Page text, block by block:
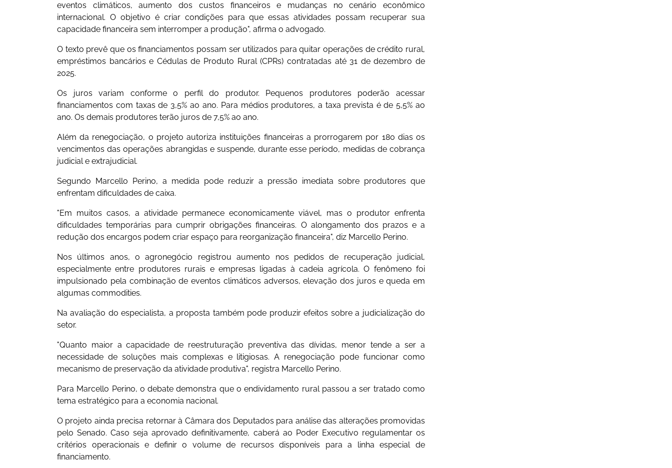
eventos climáticos, aumento dos custos financeiros e mudanças no cenário econômico
internacional. O objetivo é criar condições para que essas atividades possam recuperar sua
capacidade financeira sem interromper a produção", afirma o advogado.
O texto prevê que os financiamentos possam ser utilizados para quitar operações de crédito rural,
empréstimos bancários e Cédulas de Produto Rural (CPRs) contratadas até 31 de dezembro de
2025.
Os juros variam conforme o perfil do produtor. Pequenos produtores poderão acessar
financiamentos com taxas de 3,5% ao ano. Para médios produtores, a taxa prevista é de 5,5% ao
ano. Os demais produtores terão juros de 7,5% ao ano.
Além da renegociação, o projeto autoriza instituições financeiras a prorrogarem por 180 dias os
vencimentos das operações abrangidas e suspende, durante esse período, medidas de cobrança
judicial e extrajudicial.
Segundo Marcello Perino, a medida pode reduzir a pressão imediata sobre produtores que
enfrentam dificuldades de caixa.
"Em muitos casos, a atividade permanece economicamente viável, mas o produtor enfrenta
dificuldades temporárias para cumprir obrigações financeiras. O alongamento dos prazos e a
redução dos encargos podem criar espaço para reorganização financeira", diz Marcello Perino.
Nos últimos anos, o agronegócio registrou aumento nos pedidos de recuperação judicial,
especialmente entre produtores rurais e empresas ligadas à cadeia agrícola. O fenômeno foi
impulsionado pela combinação de eventos climáticos adversos, elevação dos juros e queda em
algumas commodities.
Na avaliação do especialista, a proposta também pode produzir efeitos sobre a judicialização do
setor.
"Quanto maior a capacidade de reestruturação preventiva das dívidas, menor tende a ser a
necessidade de soluções mais complexas e litigiosas. A renegociação pode funcionar como
mecanismo de preservação da atividade produtiva", registra Marcello Perino.
Para Marcello Perino, o debate demonstra que o endividamento rural passou a ser tratado como
tema estratégico para a economia nacional.
O projeto ainda precisa retornar à Câmara dos Deputados para análise das alterações promovidas
pelo Senado. Caso seja aprovado definitivamente, caberá ao Poder Executivo regulamentar os
critérios operacionais e definir o volume de recursos disponíveis para a linha especial de
financiamento.